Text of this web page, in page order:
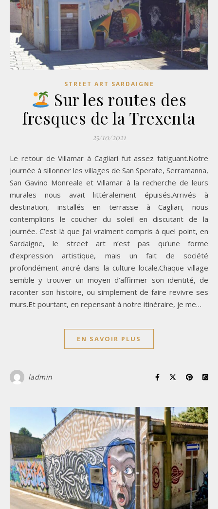
STREET ART SARDAIGNE
Sur les routes des
fresques de la Trexenta
25/10/2021
Le retour de Villamar à Cagliari fut assez fatiguant.Notre
journée à sillonner les villages de San Sperate, Serramanna,
San Gavino Monreale et Villamar à la recherche de leurs
murales nous avait littéralement épuisés.Arrivés à
destination, installés en terrasse à Cagliari, nous
contemplions le coucher du soleil en discutant de la
journée. C’est là que j’ai vraiment compris à quel point, en
Sardaigne, le street art n’est pas qu’une forme
d’expression artistique, mais un fait de société
profondément ancré dans la culture locale.Chaque village
semble y trouver un moyen d’affirmer son identité, de
raconter son histoire, ou simplement de faire revivre ses
murs.Et pourtant, en repensant à notre itinéraire, je me…
EN SAVOIR PLUS
ladmin